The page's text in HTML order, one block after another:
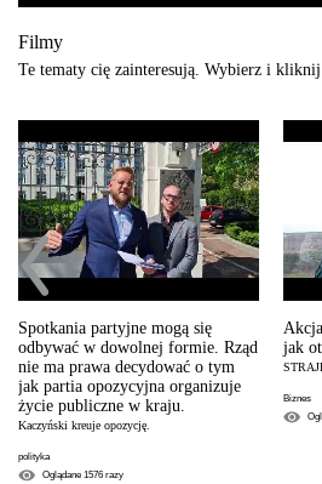
Filmy
Te tematy cię zainteresują. Wybierz i kliknij
Spotkania partyjne mogą się
odbywać w dowolnej formie. Rząd
nie ma prawa decydować o tym
jak partia opozycyjna organizuje
życie publiczne w kraju.
Kaczyński kreuje opozycję.
polityka
Oglądane 1576 razy
jak
Biznes